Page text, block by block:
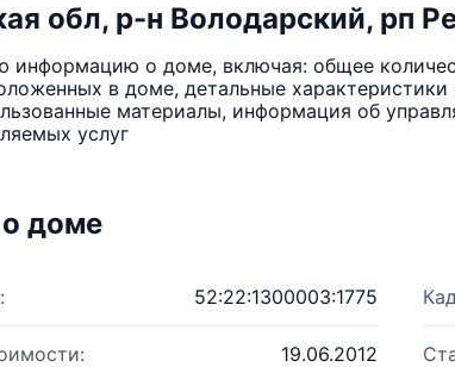
обл, р-н Володарский, рп
информацию о доме, включая: общее
в доме, детальные
материалы, информация об
услуг
доме
52:22:1300003:1775
19.06.2012